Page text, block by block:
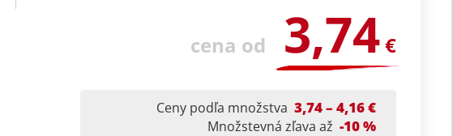
cena od 3,74€
Ceny podľa množstva 3,74 – 4,16 €
Množstevná zľava až -10 %